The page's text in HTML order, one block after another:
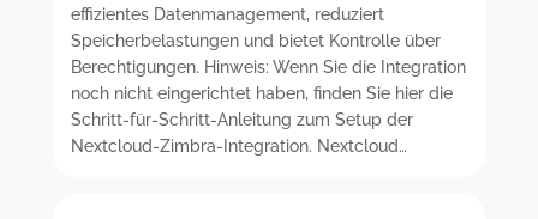
effizientes Datenmanagement, reduziert
Speicherbelastungen und bietet Kontrolle über
Berechtigungen. Hinweis: Wenn Sie die Integration
noch nicht eingerichtet haben, finden Sie hier die
Schritt-für-Schritt-Anleitung zum Setup der
Nextcloud-Zimbra-Integration. Nextcloud…